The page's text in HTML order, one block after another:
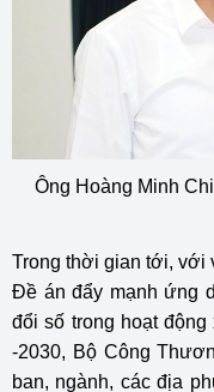
Ông Hoàng Minh
Trong thời gian tới, với
Đề án đẩy mạnh ứng
đổi số trong hoạt
-2030, Bộ Công
ban, ngành, các địa